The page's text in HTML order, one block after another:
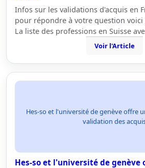
Infos sur les validations d'acquis en
pour répondre à votre question voici
La liste des professions en Suisse
Voir l'Article
Hes-so et l'université de genève offre
validation des
Hes-so et l'université de genève